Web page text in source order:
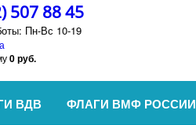
507 88 45
Пн-Вс 10-19
0 руб.
ВДВ ФЛАГИ ВМФ РОССИИ